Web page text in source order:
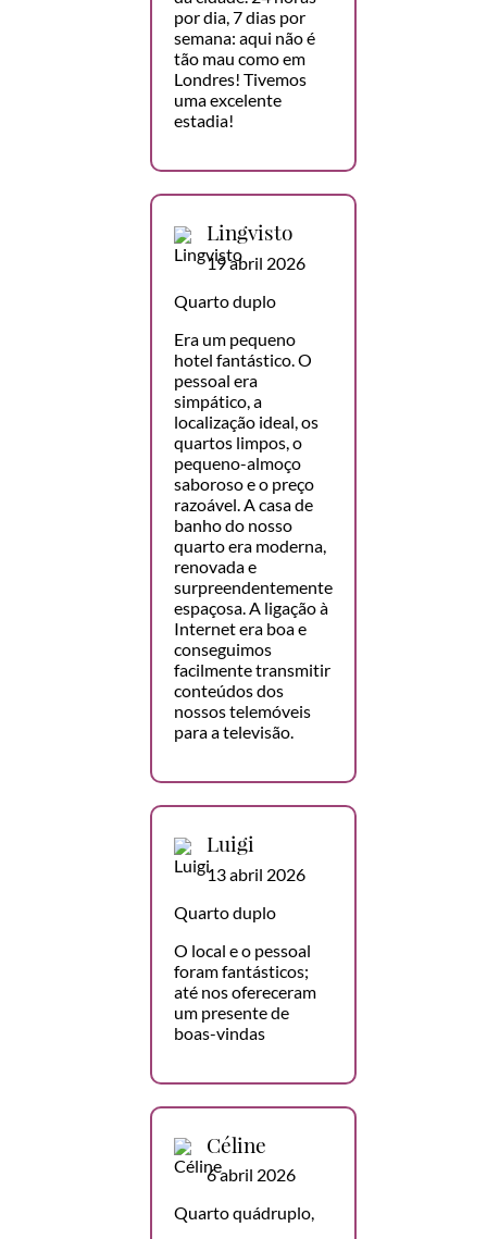
por dia, 7 dias por
semana: aqui não é
tão mau como em
Londres! Tivemos
uma excelente
estadia!
Lingvisto
19 abril 2026
Quarto duplo
Era um pequeno
hotel fantástico. O
pessoal era
simpático, a
localização ideal, os
quartos limpos, o
pequeno-almoço
saboroso e o preço
razoável. A casa de
banho do nosso
quarto era moderna,
renovada e
surpreendentemente
espaçosa. A ligação à
Internet era boa e
conseguimos
facilmente transmitir
conteúdos dos
nossos telemóveis
para a televisão.
Luigi
13 abril 2026
Quarto duplo
O local e o pessoal
foram fantásticos;
até nos ofereceram
um presente de
boas-vindas
Céline
6 abril 2026
Quarto quádruplo,